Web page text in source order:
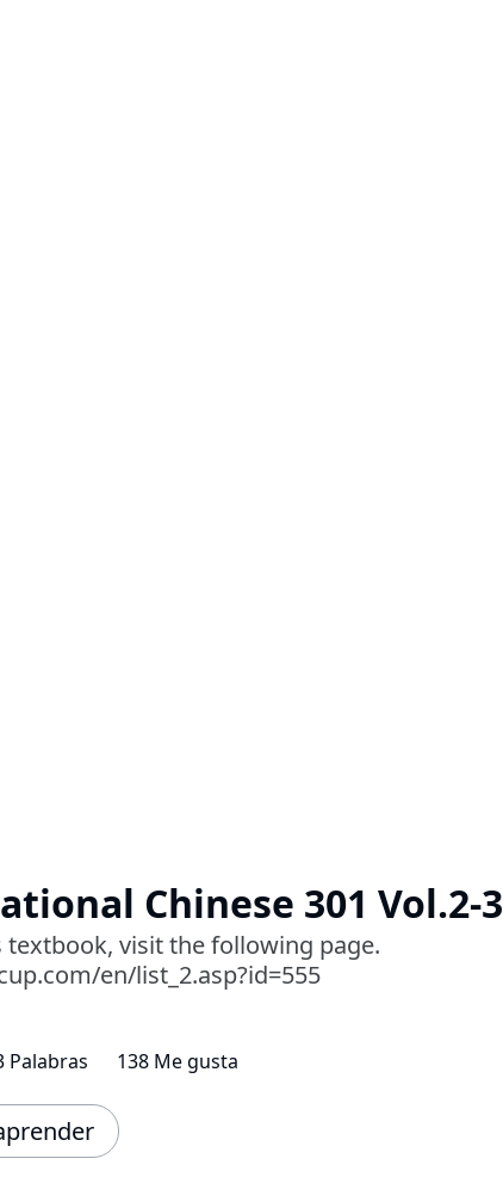
Chinese 301 Vol.2-3
visit the following page.
en/list_2.asp?id=555
Palabras 138 Me gusta